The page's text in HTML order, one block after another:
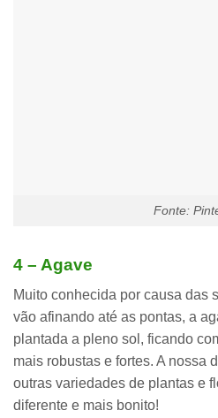
Fonte:
4 – Agave
Muito conhecida por causa das
vão afinando até as pontas, a
plantada a pleno sol, ficando
mais robustas e fortes. A nossa
outras variedades de plantas e
diferente e mais bonito!